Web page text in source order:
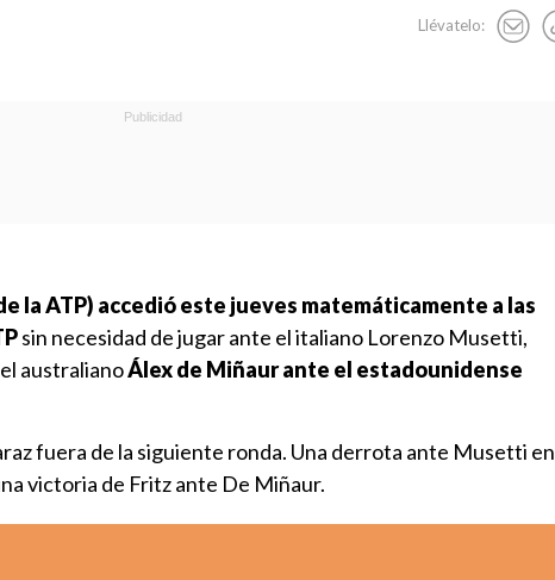
Llévatelo:
la ATP) accedió este jueves matemáticamente a las
sin necesidad de jugar ante el italiano Lorenzo Musetti,
australianoÁlex de Miñaur ante el estadounidense
fuera de la siguiente ronda. Una derrota ante Musetti en
victoria de Fritz ante De Miñaur.